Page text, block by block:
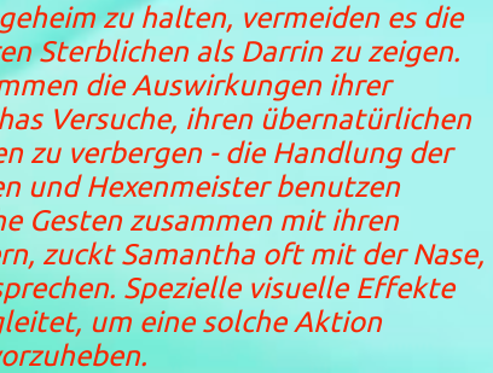
zu halten, vermeiden es die
Sterblichen als Darrin zu zeigen.
die Auswirkungen ihrer
Versuche, ihren übernatürlichen
zu verbergen - die Handlung der
und Hexenmeister benutzen
Gesten zusammen mit ihren
zuckt Samantha oft mit der Nase,
Spezielle visuelle Effekte
um eine solche Aktion